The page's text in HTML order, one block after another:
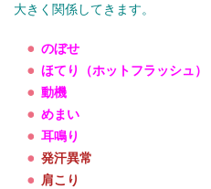
大きく関係してきます。
のぼせ
ほてり（ホットフラッシュ）
動機
めまい
耳鳴り
発汗異常
肩こり